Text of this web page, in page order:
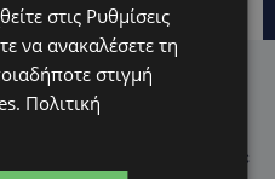
φέρεται να παρενοχλούσε
στις Ρυθμίσεις
να ανακαλέσετε τη
στιγμή
. Πολιτική